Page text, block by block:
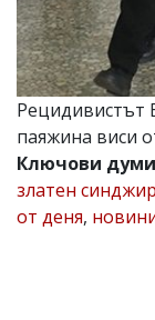
Коментарите
под
статиите
се
въвеждат
читателите
редакцията
носи
Рецидивистът
паяжина виси
Ключови
златен синджир
от деня,